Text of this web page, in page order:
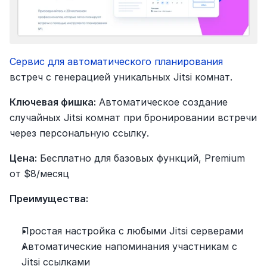
встреч с генерацией уникальных Jitsi комнат.
Ключевая фишка: Автоматическое создание
случайных Jitsi комнат при бронировании встречи
через персональную ссылку.
Цена: Бесплатно для базовых функций, Premium
от $8/месяц
Преимущества:
Простая настройка с любыми Jitsi серверами
Автоматические напоминания участникам с
Jitsi ссылками